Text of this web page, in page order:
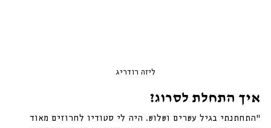
ליזה רודריג
איך התחלת לסרוג?
״התחתנתי בגיל עשרים ושלוש. היה לי סטודיו לחרוזים מאוד